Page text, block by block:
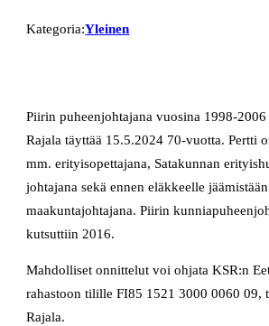
Kategoria:Yleinen
Piirin puheenjohtajana vuosina 1998-
Rajala täyttää 15.5.2024 70-vuotta. Pertti
mm. erityisopettajana, Satakunnan
johtajana sekä ennen eläkkeelle
maakuntajohtajana. Piirin
kutsuttiin 2016.
Mahdolliset onnittelut voi ohjata KSR:n
rahastoon tilille FI85 1521 3000 0060 09,
Rajala.